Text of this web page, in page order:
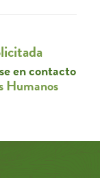
en contacto
Humanos